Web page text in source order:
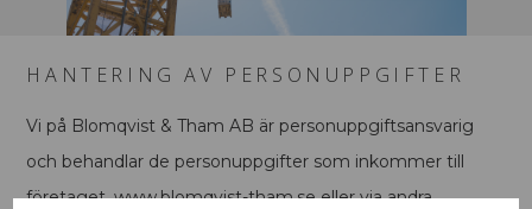
HANTERING AV PERSONUPPGIFTER
Vi på Blomqvist & Tham AB är personuppgiftsansvarig
och behandlar de personuppgifter som inkommer till
företaget, www.blomqvist-tham.se eller via andra